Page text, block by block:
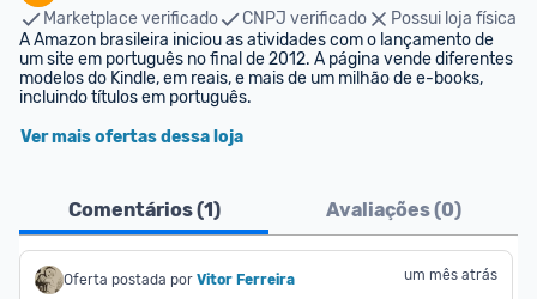
Marketplace verificado
CNPJ verificado
Possui loja física
A Amazon brasileira iniciou as atividades com o lançamento de
um site em português no final de 2012. A página vende diferentes
modelos do Kindle, em reais, e mais de um milhão de e-books,
incluindo títulos em português.
Ver mais ofertas dessa loja
Comentários (1) Avaliações (0)
Oferta postada por Vitor Ferreira um mês atrás